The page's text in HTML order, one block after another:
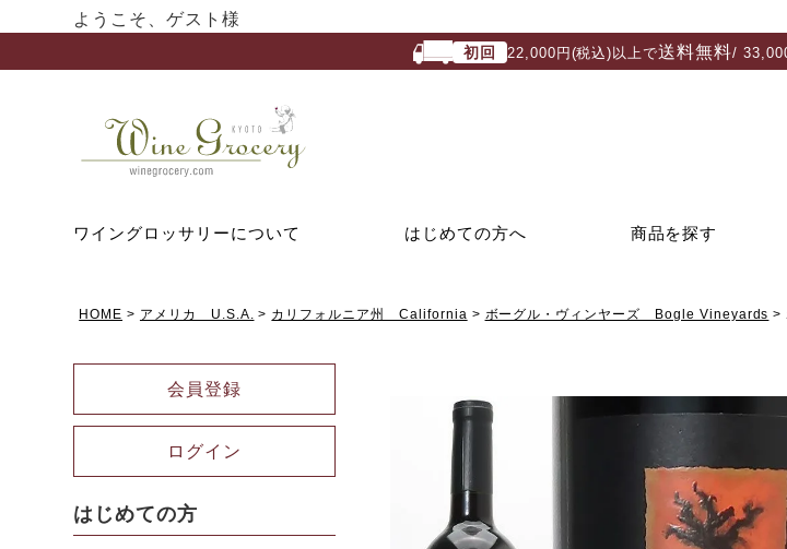
ようこそ、ゲスト様
初回 22,000円(税込)以上で送料無料/
ワイングロッサリーについて はじめての方へ 商品を探す
HOME アメリカ U.S.A. カリフォルニア州 California ボーグル・ヴィンヤーズ Bogle Vineyards
会員登録
ログイン
はじめての方